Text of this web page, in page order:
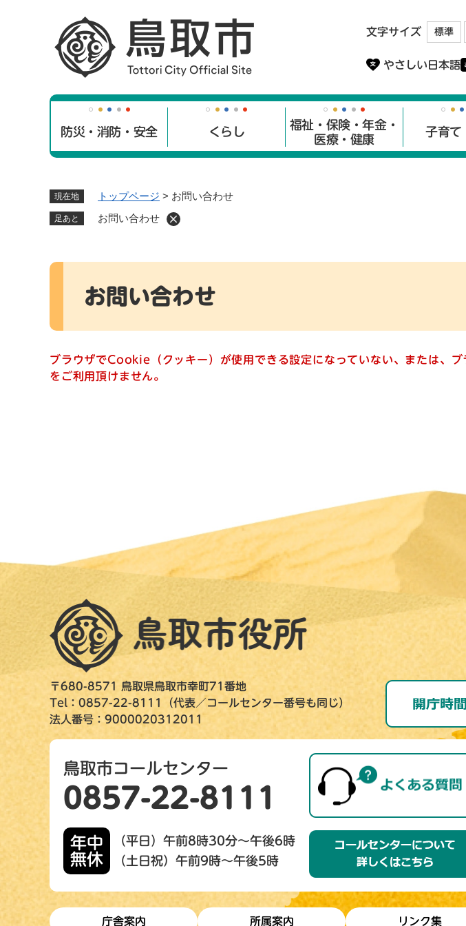
文字サイズ 標準
やさしい日本語
防災・消防・安全 くらし
福祉・保険・年金・
医療・健康
子育て
現在地 トップページ > お問い合わせ
足あと お問い合わせ
本
お問い合わせ
ブラウザでCookie（クッキー）が使用できる設定になっていない、または、
をご利用頂けません。
〒680-8571 鳥取県鳥取市幸町71番地
Tel：0857-22-8111（代表／コールセンター番号も同じ）
法人番号：9000020312011
鳥取市コールセンター
0857-22-8111
年中
無休
（平日）午前8時30分～午後6時
（土日祝）午前9時～午後5時
庁舎案内 所属案内 リンク集